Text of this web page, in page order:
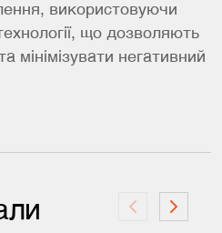
використовуючи
що дозволяють
мінімізувати негативний